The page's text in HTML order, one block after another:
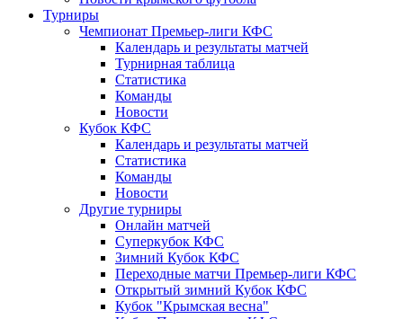
Турниры
Чемпионат Премьер-лиги КФС
Календарь и результаты матчей
Турнирная таблица
Статистика
Команды
Новости
Кубок КФС
Календарь и результаты матчей
Статистика
Команды
Новости
Другие турниры
Онлайн матчей
Суперкубок КФС
Зимний Кубок КФС
Переходные матчи Премьер-лиги КФС
Открытый зимний Кубок КФС
Кубок "Крымская весна"